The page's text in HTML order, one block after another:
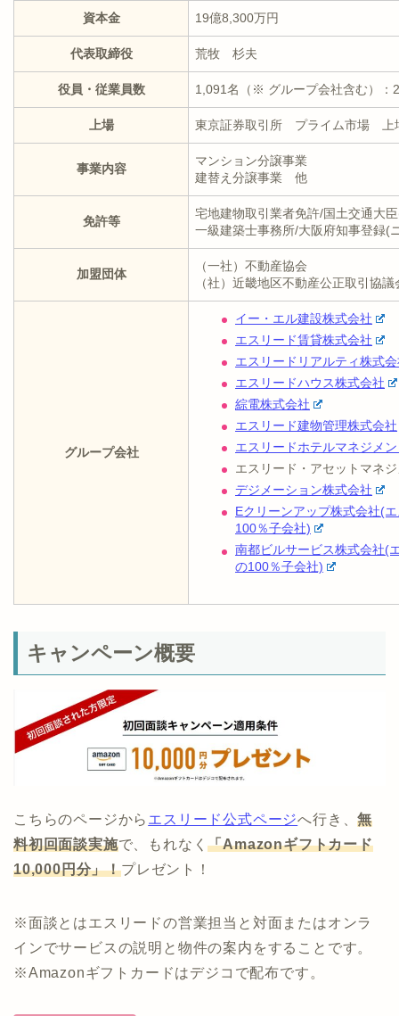
資本金 19億8,300万円
代表取締役 荒牧 杉夫
役員・従業員数 1,091名（※ グループ会社含む）：
上場 東京証券取引所 プライム市場 上
事業内容
マンション分譲事業
建替え分譲事業 他
免許等
宅地建物取引業者免許/国土交通大
一級建築士事務所/大阪府知事登録(
加盟団体
（一社）不動産協会
（社）近畿地区不動産公正取引協議
グループ会社
イー・エル建設株式会社
エスリード賃貸株式会社
エスリードリアルティ株式
エスリードハウス株式会社
綜電株式会社
エスリード建物管理株式会社
エスリードホテルマネジメ
エスリード・アセットマネ
デジメーション株式会社
Eクリーンアップ株式会社(
100％子会社)
南都ビルサービス株式会社(
の100％子会社)
キャンペーン概要
こちらのページから エスリード公式ページへ行き、無
料初回面談実施で、もれなく「Amazonギフトカード
10,000円分」！プレゼント！
※面談とはエスリードの営業担当と対面またはオンラ
インでサービスの説明と物件の案内をすることです。
※Amazonギフトカードはデジコで配布です。